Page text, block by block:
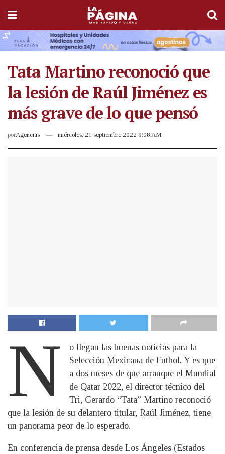
Tata Martino reconoció que
la lesión de Raúl Jiménez es
más grave de lo que pensó
porAgencias miércoles, 21 septiembre 2022 9:08 AM
N
o llegan las buenas noticias para la
Selección Mexicana de Futbol. Y es que
a dos meses de que arranque el Mundial
de Qatar 2022, el director técnico del
Tri, Gerardo “Tata” Martino reconoció
que la lesión de su delantero titular, Raúl Jiménez, tiene
un panorama peor de lo esperado.
En conferencia de prensa desde Los Ángeles (Estados